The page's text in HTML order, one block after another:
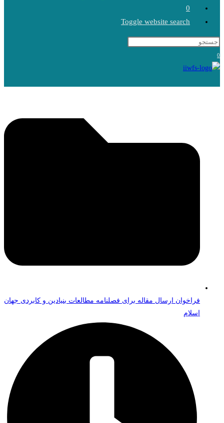
0
Toggle website search
0
فراخوان ارسال مقاله برای فصلنامه مطالعات بنیادین و کابردی جهان
اسلام